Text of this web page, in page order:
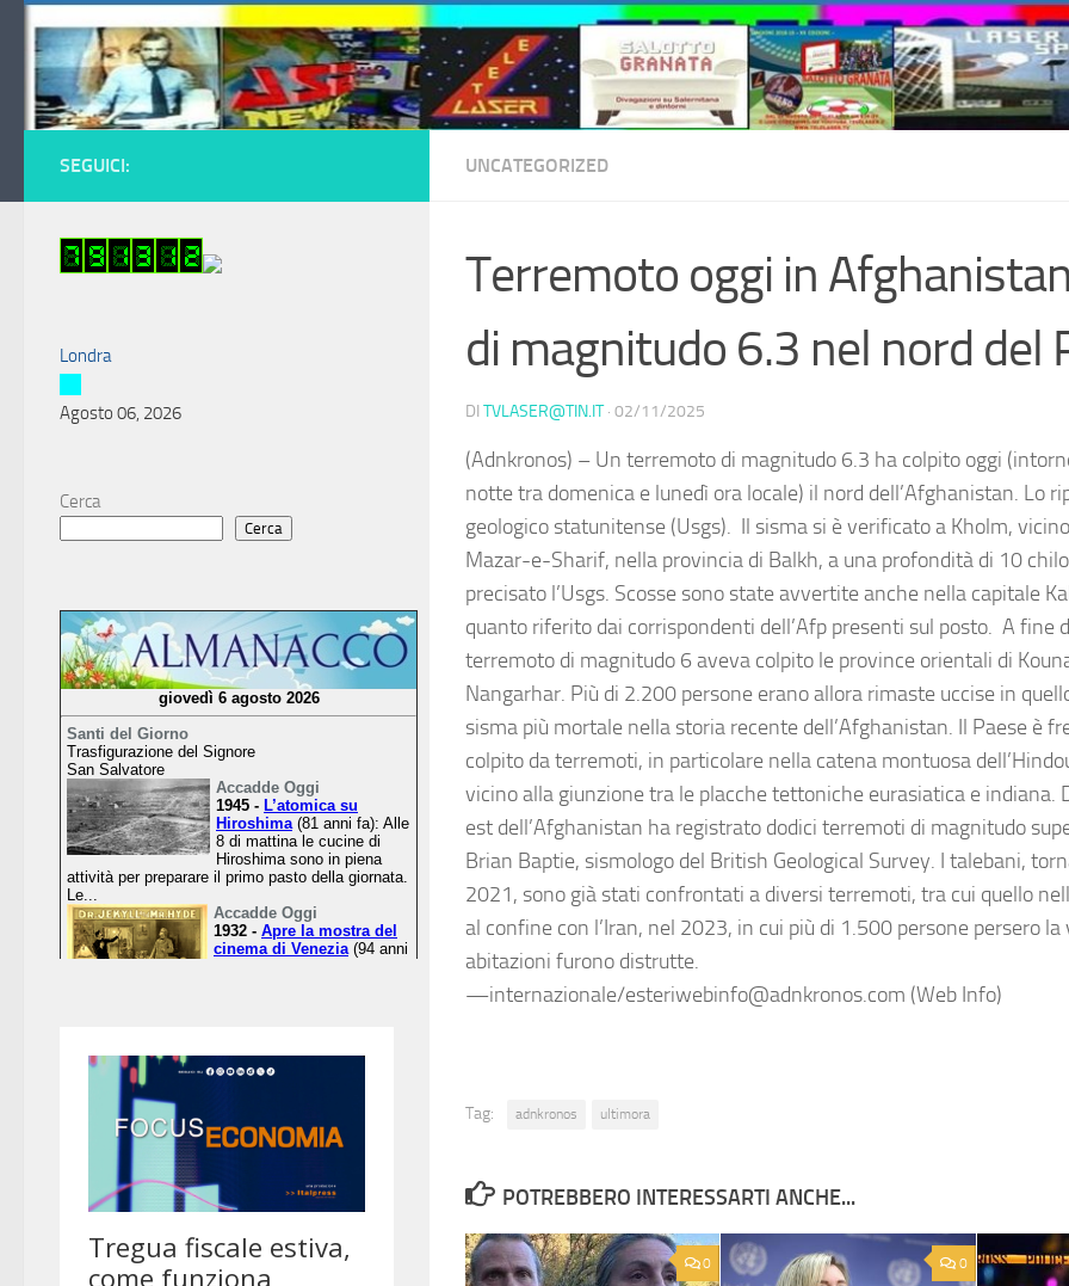
Salta al contenuto
UNCATEGORIZED
Terremoto oggi in
di magnitudo 6.3 nel nord del
DI TVLASER@TIN.IT · 02/11/2025
(Adnkronos) – Un terremoto di magnitudo 6.3 ha colpito oggi
notte tra domenica e lunedì ora locale) il nord dell’Afghanistan. Lo
geologico statunitense (Usgs). Il sisma si è verificato a Kholm,
Mazar-e-Sharif, nella provincia di Balkh, a una profondità di 10
precisato l’Usgs. Scosse sono state avvertite anche nella capitale
quanto riferito dai corrispondenti dell’Afp presenti sul posto. A fine
terremoto di magnitudo 6 aveva colpito le province orientali di
Nangarhar. Più di 2.200 persone erano allora rimaste uccise in
sisma più mortale nella storia recente dell’Afghanistan. Il Paese è
colpito da terremoti, in particolare nella catena montuosa
vicino alla giunzione tra le placche tettoniche eurasiatica e indiana.
est dell’Afghanistan ha registrato dodici terremoti di magnitudo
Brian Baptie, sismologo del British Geological Survey. I talebani,
2021, sono già stati confrontati a diversi terremoti, tra cui quello
al confine con l’Iran, nel 2023, in cui più di 1.500 persone persero
abitazioni furono distrutte.
—internazionale/esteriwebinfo@adnkronos.com (Web Info)
Tag: adnkronos ultimora
POTREBBERO INTERESSARTI ANCHE...
0 0
SEGUICI:
Londra
Agosto 06, 2026
Cerca
Cerca